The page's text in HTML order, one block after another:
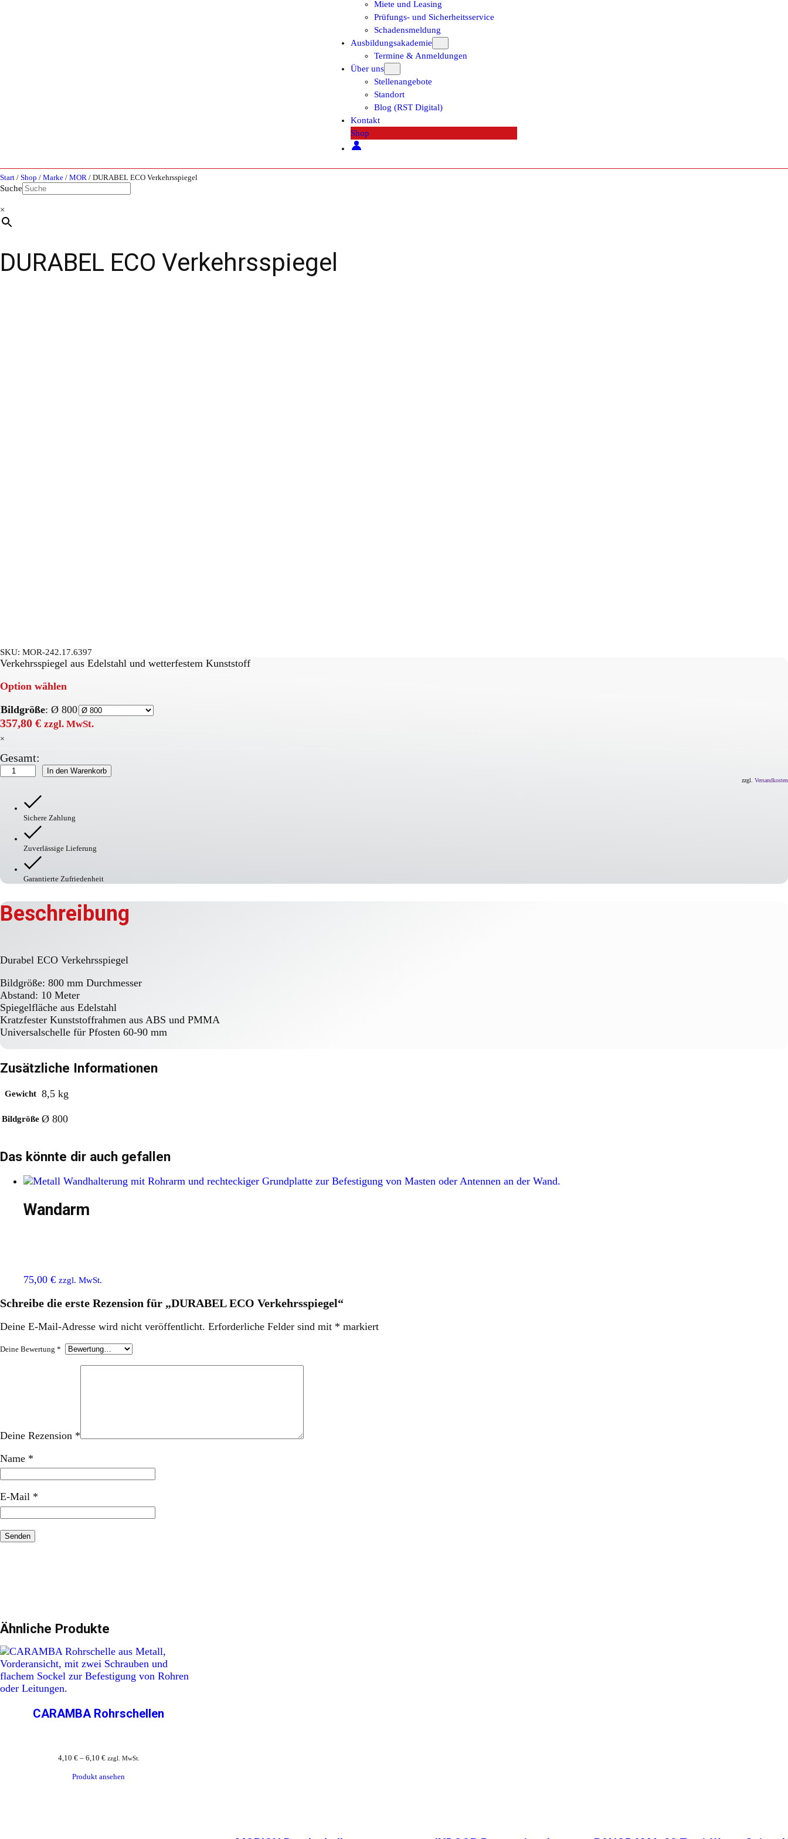
Miete und Leasing
Prüfungs- und Sicherheitsservice
Schadensmeldung
Ausbildungsakademie
Termine & Anmeldungen
Über uns
Stellenangebote
Standort
Blog (RST Digital)
Kontakt
Shop
Start / Shop / Marke / MOR / DURABEL ECO Verkehrsspiegel
Suche
×
DURABEL ECO Verkehrsspiegel
SKU: MOR-242.17.6397
Verkehrsspiegel aus Edelstahl und wetterfestem Kunststoff
Option wählen
Bildgröße: Ø 800
357,80 € zzgl. MwSt.
×
Gesamt:
DURABEL
ECO
In den Warenkorb
zzgl. Versandkosten
Sichere Zahlung
Zuverlässige Lieferung
Garantierte Zufriedenheit
Beschreibung
Durabel ECO Verkehrsspiegel
Bildgröße: 800 mm Durchmesser
Abstand: 10 Meter
Spiegelfläche aus Edelstahl
Kratzfester Kunststoffrahmen aus ABS und PMMA
Universalschelle für Pfosten 60-90 mm
Zusätzliche Informationen
Gewicht 8,5 kg
Bildgröße Ø 800
Das könnte dir auch gefallen
Wandarm
75,00 € zzgl. MwSt.
Schreibe die erste Rezension für „DURABEL ECO Verkehrsspiegel“
Deine E-Mail-Adresse wird nicht veröffentlicht. Erforderliche Felder sind mit * markiert
Deine Bewertung *
Deine Rezension *
Name *
E-Mail *
Ähnliche Produkte
CARAMBA Rohrschellen
4,10 €– 6,10 € zzgl. MwSt.
Produkt ansehen